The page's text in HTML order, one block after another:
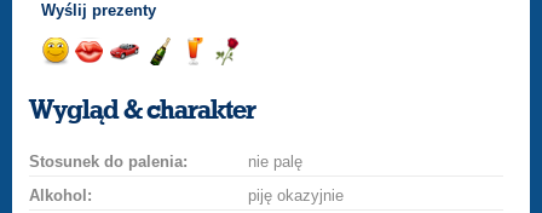
Wyślij prezenty
uśmiech
buziakasamochodem
szampana
drinka
różę
Wygląd & charakter
Stosunek do palenia:
nie palę
Alkohol:
piję okazyjnie